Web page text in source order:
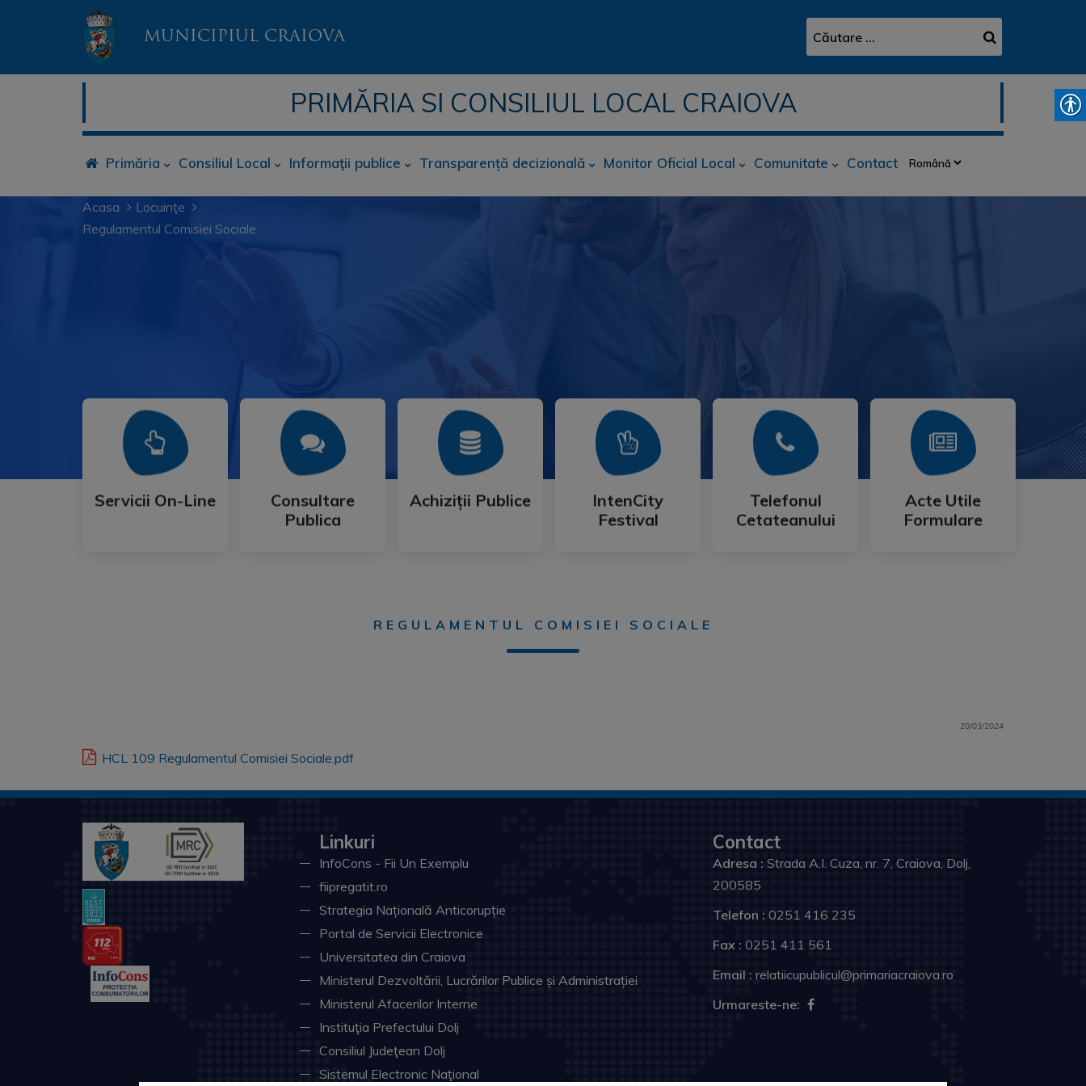
MUNICIPIUL CRAIOVA
PRIMĂRIA SI CONSILIUL LOCAL CRAIOVA
Primăria Consiliul Local Informaţii publice Transparență decizională Monitor Oficial Local Comunitate Contact
Acasa
Locuinţe
Regulamentul Comisiei Sociale
Servicii On-Line
Servicii On-Line
Mai Mult
Consultare
Publica
Consultare
Publica
Mai Mult
Achiziții Publice
Achiziții Publice
Mai Mult
IntenCity
Festival
IntenCity
Festival
Mai Mult
Telefonul
Cetateanului
Telefonul
Cetateanului
Mai Mult
Acte Utile
Formulare
Acte Utile
Formulare
Mai Mult
REGULAMENTUL COMISIEI SOCIALE
20/03/2024
HCL 109 Regulamentul Comisiei Sociale.pdf
Linkuri
InfoCons - Fii Un Exemplu
fiipregatit.ro
Strategia Națională Anticorupție
Portal de Servicii Electronice
Universitatea din Craiova
Ministerul Dezvoltării, Lucrărilor Publice și Administrației
Ministerul Afacerilor Interne
Instituţia Prefectului Dolj
Consiliul Judeţean Dolj
Sistemul Electronic Naţional
Contact
Adresa : Strada A.I. Cuza, nr. 7, Craiova, Dolj,
200585
Telefon : 0251 416 235
Fax : 0251 411 561
Email : relatiicupublicul@primariacraiova.ro
Urmareste-ne: